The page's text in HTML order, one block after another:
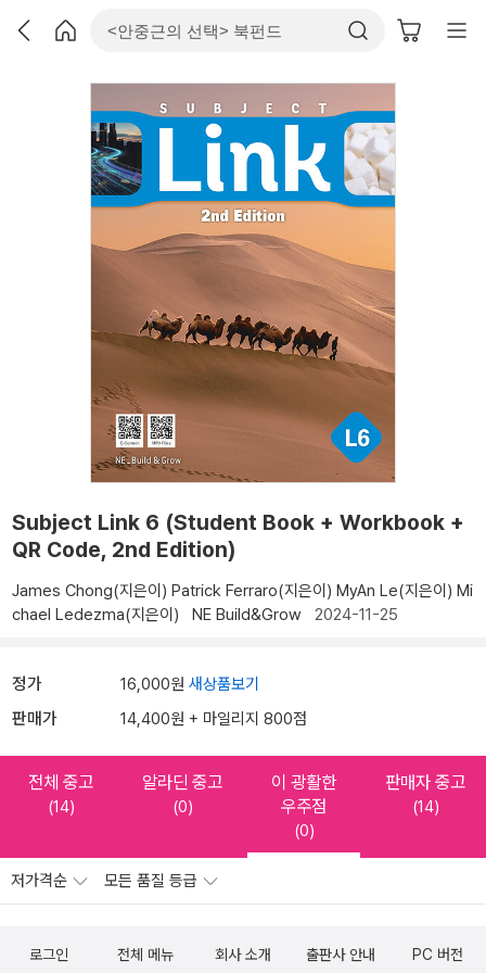
Subject Link 6 (Student Book + Workbook +
QR Code, 2nd Edition)
James Chong(지은이) Patrick Ferraro(지은이) MyAn Le(지은이) Mi
chael Ledezma(지은이)
NE Build&Grow 2024-11-25
정가 16,000원 새상품보기
판매가 14,400원 + 마일리지 800점
전체 중고
(14)
알라딘 중고
(0)
이 광활한
우주점
(0)
판매자 중고
(14)
저가격순 모든 품질 등급
로그인 전체 메뉴 회사 소개 출판사 안내 PC 버전